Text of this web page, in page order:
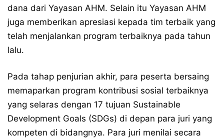
dana dari Yayasan AHM. Selain itu Yayasan AHM
juga memberikan apresiasi kepada tim terbaik yang
telah menjalankan program terbaiknya pada tahun
lalu.
Pada tahap penjurian akhir, para peserta bersaing
memaparkan program kontribusi sosial terbaiknya
yang selaras dengan 17 tujuan Sustainable
Development Goals (SDGs) di depan para juri yang
kompeten di bidangnya. Para juri menilai secara